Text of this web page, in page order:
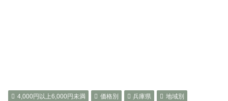
4,000円以上6,000円未満 価格別 兵庫県
地域別